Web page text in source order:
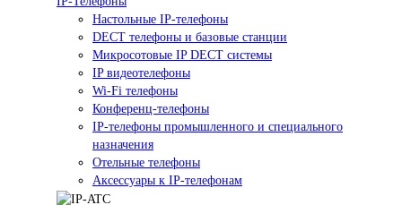
Настольные IP-телефоны
DECT телефоны и базовые станции
Микросотовые IP DECT системы
IP видеотелефоны
Wi-Fi телефоны
Конференц-телефоны
IP-телефоны промышленного и специального
назначения
Отельные телефоны
Аксессуары к IP-телефонам